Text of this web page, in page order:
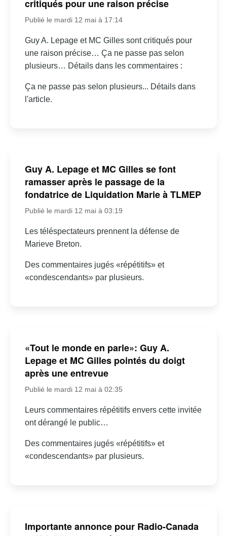
critiqués pour une raison précise
Publié le mardi 12 mai à 17:14
Guy A. Lepage et MC Gilles sont critiqués pour
une raison précise… Ça ne passe pas selon
plusieurs… Détails dans les commentaires :
Ça ne passe pas selon plusieurs... Détails dans
l'article.
Guy A. Lepage et MC Gilles se font
ramasser après le passage de la
fondatrice de Liquidation Marie à TLMEP
Publié le mardi 12 mai à 03:19
Les téléspectateurs prennent la défense de
Marieve Breton.
Des commentaires jugés «répétitifs» et
«condescendants» par plusieurs.
«Tout le monde en parle»: Guy A.
Lepage et MC Gilles pointés du doigt
après une entrevue
Publié le mardi 12 mai à 02:35
Leurs commentaires répétitifs envers cette invitée
ont dérangé le public…
Des commentaires jugés «répétitifs» et
«condescendants» par plusieurs.
Importante annonce pour Radio-Canada